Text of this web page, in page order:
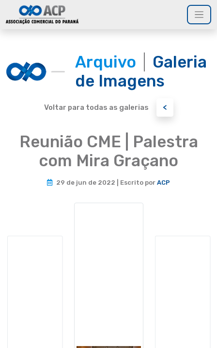
Arquivo
Galeria
de Imagens
Voltar para todas as galerias <
Reunião CME | Palestra
com Mira Graçano
29 de jun de 2022 | Escrito por ACP